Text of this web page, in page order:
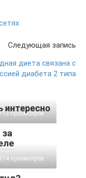
Следующая запись
диета связана с
диабета 2 типа
просмотров
просмотров